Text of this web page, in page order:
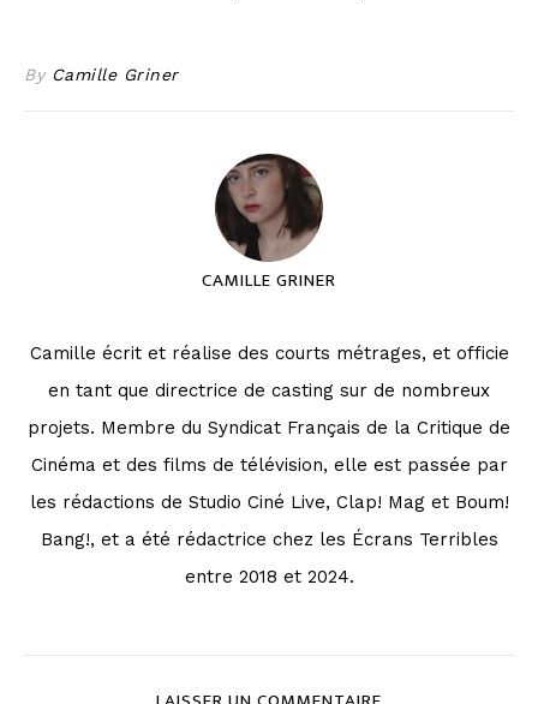
By Camille Griner
CAMILLE GRINER
Camille écrit et réalise des courts métrages, et officie
en tant que directrice de casting sur de nombreux
projets. Membre du Syndicat Français de la Critique de
Cinéma et des films de télévision, elle est passée par
les rédactions de Studio Ciné Live, Clap! Mag et Boum!
Bang!, et a été rédactrice chez les Écrans Terribles
entre 2018 et 2024.